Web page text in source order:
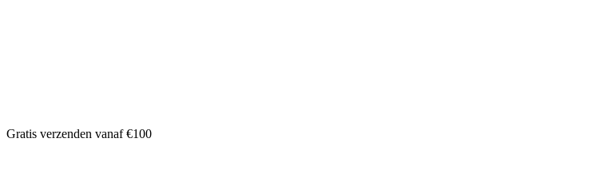
Gratis verzenden vanaf €100